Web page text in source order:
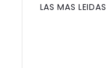
LAS MAS LEIDAS